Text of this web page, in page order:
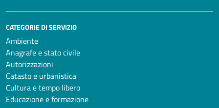
CATEGORIE DI SERVIZIO
Ambiente
Anagrafe e stato civile
Autorizzazioni
Catasto e urbanistica
Cultura e tempo libero
Educazione e formazione